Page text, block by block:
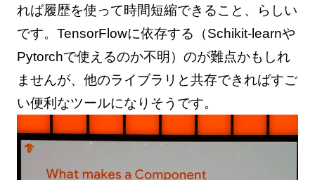
れば履歴を使って時間短縮できること、らしい
です。TensorFlowに依存する（Schikit-learnや
Pytorchで使えるのか不明）のが難点かもしれ
ませんが、他のライブラリと共存できればすご
い便利なツールになりそうです。